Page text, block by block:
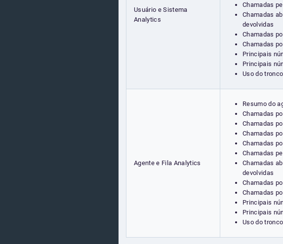
Usuário e Sistema
Analytics
Chamadas
Chamadas
devolvidas
Chamadas
Chamadas
Principais
Principais
Uso do tronco
Agente e Fila Analytics
Resumo do
Chamadas
Chamadas
Chamadas
Chamadas
Chamadas
Chamadas
devolvidas
Chamadas
Chamadas
Principais
Principais
Uso do tronco